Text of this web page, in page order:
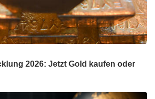
2026: Jetzt Gold kaufen oder